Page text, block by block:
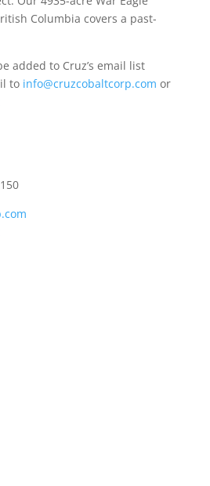
Columbia covers a past-
added to Cruz’s email list
to info@cruzcobaltcorp.com or